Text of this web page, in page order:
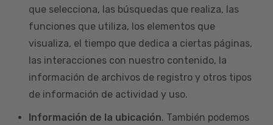
que selecciona, las búsquedas que realiza, las
funciones que utiliza, los elementos que
visualiza, el tiempo que dedica a ciertas páginas,
las interacciones con nuestro contenido, la
información de archivos de registro y otros tipos
de información de actividad y uso.
Información de la ubicación. También podemos